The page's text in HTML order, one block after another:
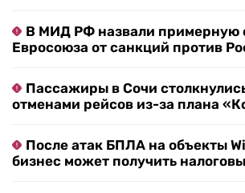
В МИД РФ назвали примерную
Евросоюза от санкций против
Пассажиры в Сочи
отменами рейсов из-за плана
После атак БПЛА на объекты
бизнес может получить